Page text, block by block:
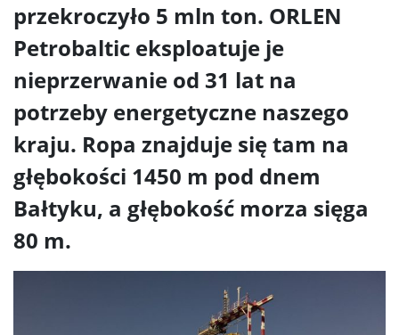
przekroczyło 5 mln ton. ORLEN
Petrobaltic eksploatuje je
nieprzerwanie od 31 lat na
potrzeby energetyczne naszego
kraju. Ropa znajduje się tam na
głębokości 1450 m pod dnem
Bałtyku, a głębokość morza sięga
80 m.